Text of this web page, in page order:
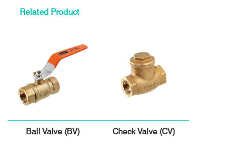
Related Product
Ball Valve (BV) Check Valve (CV)